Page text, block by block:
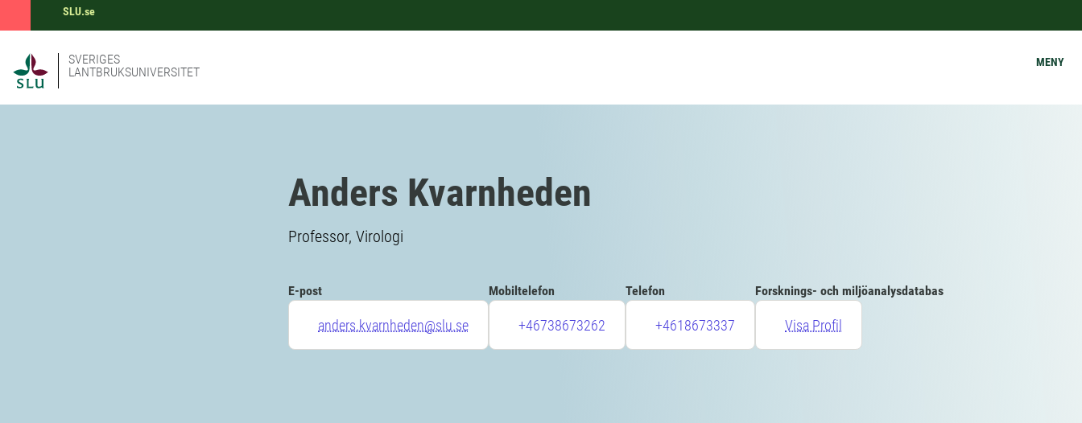
SLU.se
SVERIGES
LANTBRUKSUNIVERSITET
MENY
Anders Kvarnheden
Professor, Virologi
E-post
anders.kvarnheden@slu.se
Mobiltelefon
+46738673262
Telefon
+4618673337
Forsknings- och miljöanalysdatabas
Visa Profil